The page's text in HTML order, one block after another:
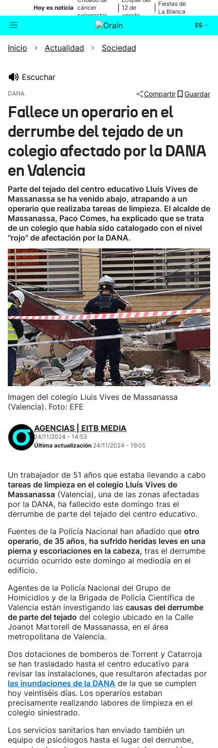
Hoy es noticia cáncer
colorrectal
12 de
agosto
Fiestas de
La Blanca
ES
Buscador Actualidad
Ikusmiran
Eguraldia
Inicio Actualidad Sociedad
Escuchar
DANA Compartir Guardar
Fallece un operario en el
derrumbe del tejado de un
colegio afectado por la DANA
en Valencia
Parte del tejado del centro educativo Lluís Vives de
Massanassa se ha venido abajo, atrapando a un
operario que realizaba tareas de limpieza. El alcalde de
Massanassa, Paco Comes, ha explicado que se trata
de un colegio que había sido catalogado con el nivel
"rojo" de afectación por la DANA.
Imagen del colegio Lluis Vives de Massanassa
(Valencia). Foto: EFE
AGENCIAS | EITB MEDIA
24/11/2024 - 14:53
Última actualización 24/11/2024 - 19:05
Un trabajador de 51 años que estaba llevando a cabo
tareas de limpieza en el colegio Lluís Vives de
Massanassa (Valencia), una de las zonas afectadas
por la DANA, ha fallecido este domingo tras el
derrumbe de parte del tejado del centro educativo.
Fuentes de la Policía Nacional han añadido que otro
operario, de 35 años, ha sufrido heridas leves en una
pierna y escoriaciones en la cabeza, tras el derrumbe
ocurrido ocurrido este domingo al mediodía en el
edificio.
Agentes de la Policía Nacional del Grupo de
Homicidios y de la Brigada de Policía Científica de
Valencia están investigando las causas del derrumbe
de parte del tejado del colegio ubicado en la Calle
Joanot Martorell de Massanassa, en el área
metropolitana de Valencia.
Dos dotaciones de bomberos de Torrent y Catarroja
se han trasladado hasta el centro educativo para
revisar las instalaciones, que resultaron afectadas por
las inundaciones de la DANA de la que se cumplen
hoy veintiséis días. Los operarios estaban
precisamente realizando labores de limpieza en el
colegio siniestrado.
Los servicios sanitarios han enviado también un
equipo de psicólogos hasta el lugar del derrumbe,